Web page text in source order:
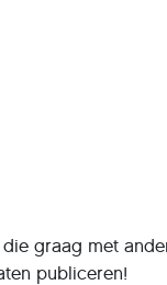
graag met
publiceren!